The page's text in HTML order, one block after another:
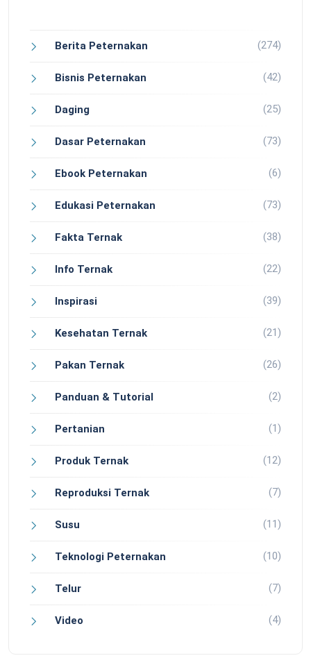
Berita Peternakan (274)
Bisnis Peternakan (42)
Daging (25)
Dasar Peternakan (73)
Ebook Peternakan (6)
Edukasi Peternakan (73)
Fakta Ternak (38)
Info Ternak (22)
Inspirasi (39)
Kesehatan Ternak (21)
Pakan Ternak (26)
Panduan & Tutorial (2)
Pertanian (1)
Produk Ternak (12)
Reproduksi Ternak (7)
Susu (11)
Teknologi Peternakan (10)
Telur (7)
Video (4)